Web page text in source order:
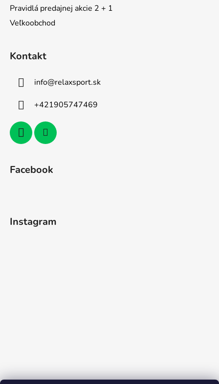
Pravidlá predajnej akcie 2 + 1
Veľkoobchod
Kontakt
info@relaxsport.sk
+421905747469
Facebook
Instagram